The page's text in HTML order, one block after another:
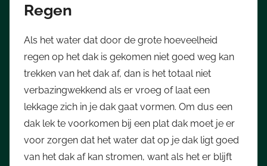
Regen
Als het water dat door de grote hoeveelheid
regen op het dak is gekomen niet goed weg kan
trekken van het dak af, dan is het totaal niet
verbazingwekkend als er vroeg of laat een
lekkage zich in je dak gaat vormen. Om dus een
dak lek te voorkomen bij een plat dak moet je er
voor zorgen dat het water dat op je dak ligt goed
van het dak af kan stromen, want als het er blijft